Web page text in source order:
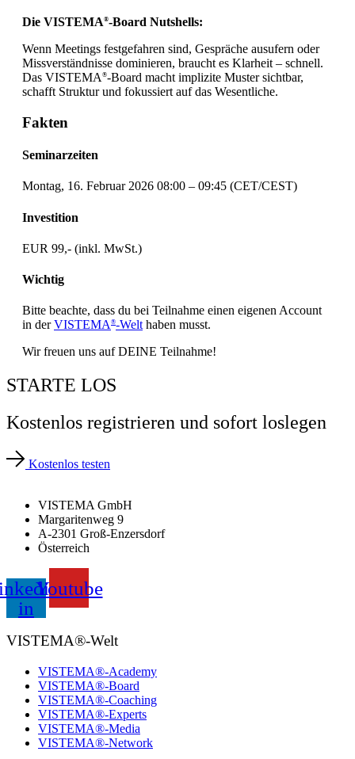
Die VISTEMA®-Board Nutshells:
Wenn Meetings festgefahren sind, Gespräche ausufern oder
Missverständnisse dominieren, braucht es Klarheit – schnell.
Das VISTEMA ®-Board macht implizite Muster sichtbar,
schafft Struktur und fokussiert auf das Wesentliche.
Fakten
Seminarzeiten
Montag, 16. Februar 2026 08:00 – 09:45 (CET/CEST)
Investition
EUR 99,- (inkl. MwSt.)
Wichtig
Bitte beachte, dass du bei Teilnahme einen eigenen Account
in derVISTEMA ®-Welt haben musst.
Wir freuen uns auf DEINE Teilnahme!
STARTE LOS
Kostenlos registrieren und sofort loslegen
Kostenlos testen
VISTEMA GmbH
Margaritenweg 9
A-2301 Groß-Enzersdorf
Österreich
in
Youtube
VISTEMA®-Welt
VISTEMA®-Academy
VISTEMA®-Board
VISTEMA®-Coaching
VISTEMA®-Experts
VISTEMA®-Media
VISTEMA®-Network